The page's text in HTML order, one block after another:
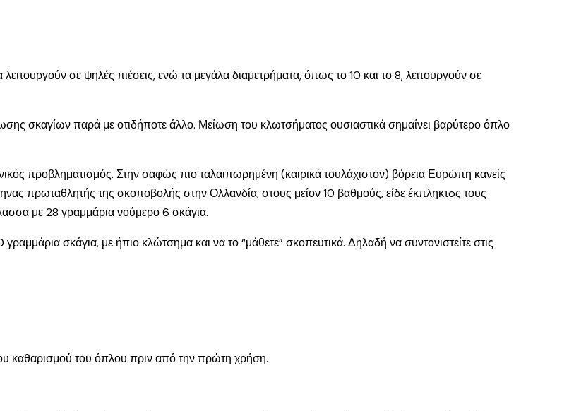
σε ψηλές πιέσεις, ενώ τα μεγάλα διαμετρήματα, όπως το 10 και το 8, λειτουργούν σε
σκαγίων παρά με οτιδήποτε άλλο. Μείωση του κλωτσήματος ουσιαστικά σημαίνει βαρύτερο όπλο
προβληματισμός. Στην σαφώς πιο ταλαιπωρημένη (καιρικά τουλάχιστον) βόρεια Ευρώπη κανείς
πρωταθλητής της σκοποβολής στην Ολλανδία, στους μείον 10 βαθμούς, είδε έκπληκτoς τους
με 28 γραμμάρια νούμερο 6 σκάγια.
σκάγια, με ήπιο κλώτσημα και να το “μάθετε” σκοπευτικά. Δηλαδή να συντονιστείτε στις
καθαρισμού του όπλου πριν από την πρώτη χρήση.